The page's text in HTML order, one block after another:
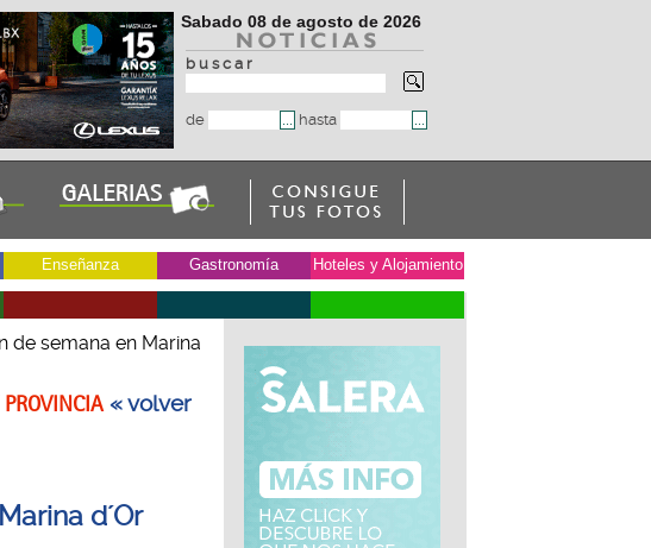
Sabado 08 de agosto de 2026
b u s c a r
de hasta
Enseñanza Gastronomía Hoteles y Alojamiento
de semana en Marina
PROVINCIA« volver
d´Or